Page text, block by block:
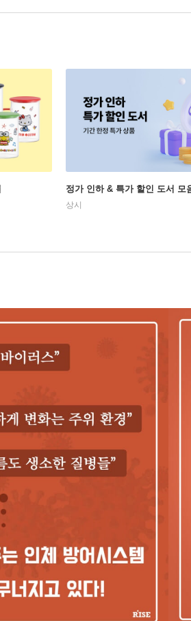
정가 인하 & 특가 할인 도서 모
상시